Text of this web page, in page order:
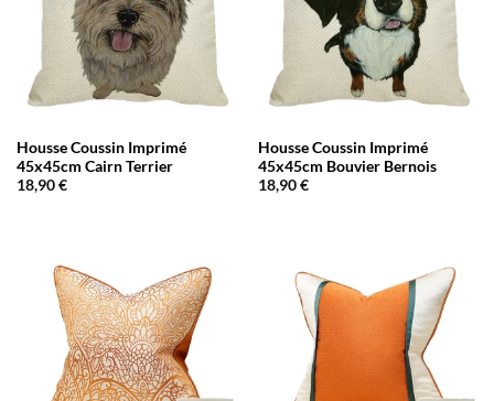
Housse Coussin Imprimé
45x45cm Cairn Terrier
18,90€
Housse Coussin Imprimé
45x45cm Bouvier Bernois
18,90€